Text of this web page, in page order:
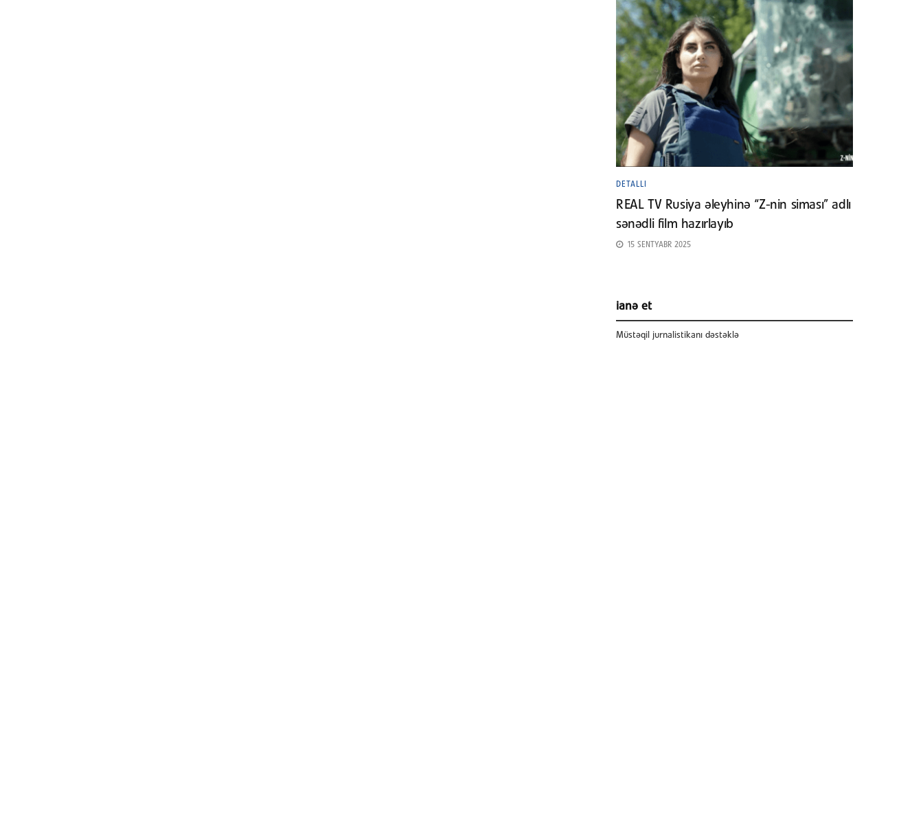
DETALLI
REAL TV Rusiya əleyhinə “Z-nin siması” adlı
sənədli film hazırlayıb
15 SENTYABR 2025
ianə et
Müstəqil jurnalistikanı dəstəklə